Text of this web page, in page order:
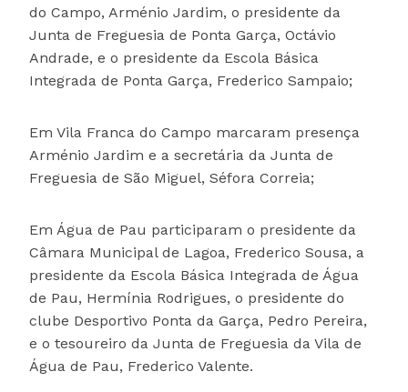
do Campo, Arménio Jardim, o presidente da
Junta de Freguesia de Ponta Garça, Octávio
Andrade, e o presidente da Escola Básica
Integrada de Ponta Garça, Frederico Sampaio;
Em Vila Franca do Campo marcaram presença
Arménio Jardim e a secretária da Junta de
Freguesia de São Miguel, Séfora Correia;
Em Água de Pau participaram o presidente da
Câmara Municipal de Lagoa, Frederico Sousa, a
presidente da Escola Básica Integrada de Água
de Pau, Hermínia Rodrigues, o presidente do
clube Desportivo Ponta da Garça, Pedro Pereira,
e o tesoureiro da Junta de Freguesia da Vila de
Água de Pau, Frederico Valente.